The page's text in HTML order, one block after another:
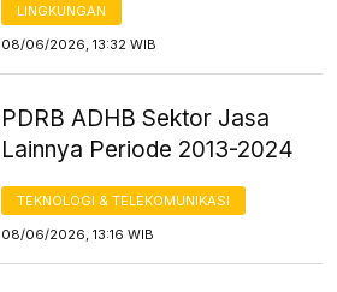
LINGKUNGAN
08/06/2026, 13:32 WIB
PDRB ADHB Sektor Jasa
Lainnya Periode 2013-2024
TEKNOLOGI & TELEKOMUNIKASI
08/06/2026, 13:16 WIB